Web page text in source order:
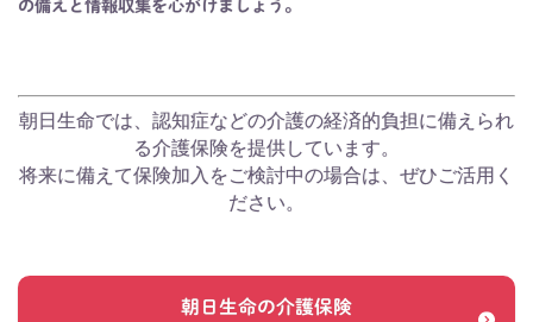
の備えと情報収集を心がけましょう。
朝日生命では、認知症などの介護の経済的負担に備えられ
る介護保険を提供しています。
将来に備えて保険加入をご検討中の場合は、ぜひご活用く
ださい。
朝日生命の介護保険